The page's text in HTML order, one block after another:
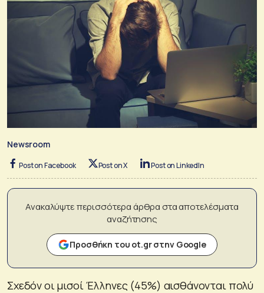
Newsroom
Post on Facebook Post on X Post on LinkedIn
Ανακαλύψτε περισσότερα άρθρα στα αποτελέσματα
αναζήτησης
Προσθήκη του ot.gr στην Google
Σχεδόν οι μισοί Έλληνες (45%) αισθάνονται πολύ